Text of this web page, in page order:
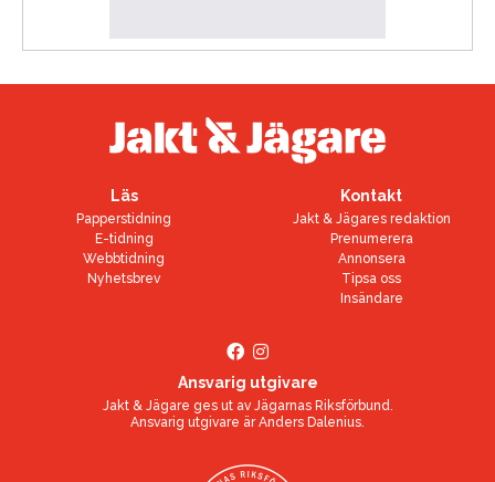
Läs
Papperstidning
E-tidning
Webbtidning
Nyhetsbrev
Kontakt
Jakt & Jägares redaktion
Prenumerera
Annonsera
Tipsa oss
Insändare
Ansvarig utgivare
Jakt & Jägare ges ut av Jägarnas Riksförbund.
Ansvarig utgivare ärAnders Dalenius.